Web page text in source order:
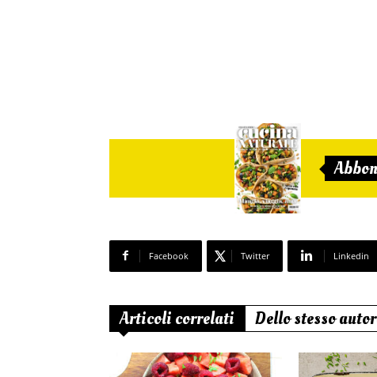
Facebook Twitter Linkedin
Articoli correlati Dello stesso